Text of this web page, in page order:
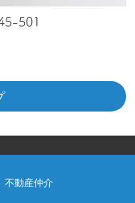
501
不動産仲介